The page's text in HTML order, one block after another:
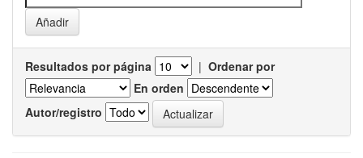
Resultados por página | Ordenar por
En orden
Autor/registro